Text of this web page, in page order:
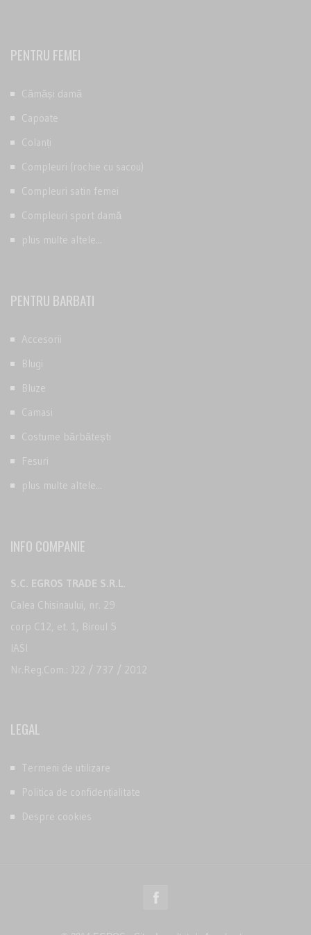
PENTRU FEMEI
Cămăși damă
Capoate
Colanți
Compleuri (rochie cu sacou)
Compleuri satin femei
Compleuri sport damă
plus multe altele...
PENTRU BARBATI
Accesorii
Blugi
Bluze
Camasi
Costume bărbătești
Fesuri
plus multe altele...
INFO COMPANIE
S.C. EGROS TRADE S.R.L.
Calea Chisinaului, nr. 29
corp C12, et. 1, Biroul 5
IASI
Nr.Reg.Com.: J22 / 737 / 2012
LEGAL
Termeni de utilizare
Politica de confidențialitate
Despre cookies